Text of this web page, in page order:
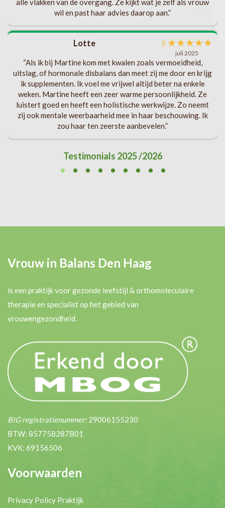
alle vlakken van de overgang. Ze kijkt wat je zelf als vrouw
wil en past haar advies daarop aan.”
Lotte 5 ★★★★★
juli 2025
“Als ik bij Martine kom met kwalen zoals vermoeidheid,
uitslag, of hormonale disbalans dan meet zij me door en krijg
ik supplementen. Ik voel me vrijwel altijd beter na enkele
weken. Martine heeft een zeer warme persoonlijkheid. Ze
luistert goed en heeft een holistische werkwijze. Zo neemt
zij ook mentale weerbaarheid mee in haar beschouwing. Ik
zou haar ten zeerste aanbevelen.”
Testimonials 2025 /2026
Vrouw in Balans Den Haag
is een praktijk voor gezonde leefstijl & orthomoleculaire
therapie en specialist op het gebied van
vrouwengezondheid.
BIG registratienummer:29006155230
BTW: 857758287B01
KVK: 69156506
Voorwaarden
Privacy Policy Praktijk